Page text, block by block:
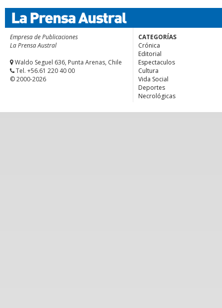
Empresa de Publicaciones
La Prensa Austral
Waldo Seguel 636, Punta Arenas, Chile
Tel. +56.61 220 40 00
© 2000-2026
CATEGORÍAS
Crónica
Editorial
Espectaculos
Cultura
Vida Social
Deportes
Necrológicas